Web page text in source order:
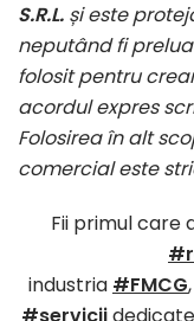
S.R.L. și este
neputând fi
folosit pentru
acordul expres
Folosirea în alt
comercial este
Fii primul care
industria #FMCG,